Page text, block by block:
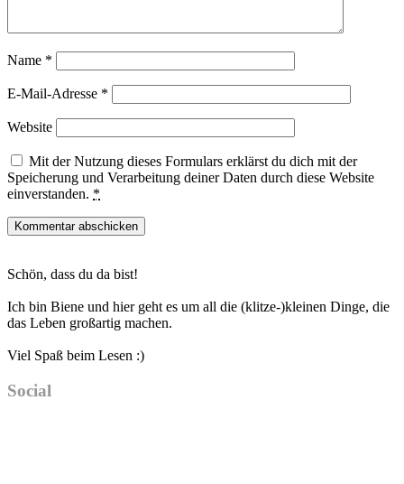
Name *
E-Mail-Adresse *
Website
Mit der Nutzung dieses Formulars erklärst du dich mit der
Speicherung und Verarbeitung deiner Daten durch diese Website
einverstanden. *
Sidebar
Schön, dass du da bist!
Ich bin Biene und hier geht es um all die (klitze-)kleinen Dinge, die
das Leben großartig machen.
Viel Spaß beim Lesen :)
Social